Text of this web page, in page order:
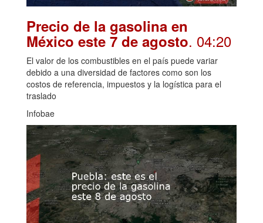
Precio de la gasolina en
México este 7 de agosto. 04:20
El valor de los combustibles en el país puede variar
debido a una diversidad de factores como son los
costos de referencia, impuestos y la logística para el
traslado
Infobae